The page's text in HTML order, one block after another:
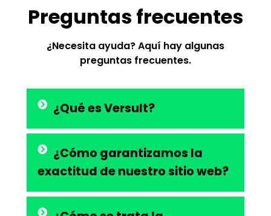
Preguntas frecuentes
¿Necesita ayuda? Aquí hay algunas
preguntas frecuentes.
¿Qué es Versult?
¿Cómo garantizamos la
exactitud de nuestro sitio web?